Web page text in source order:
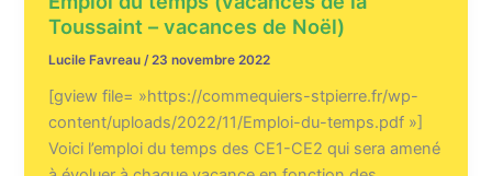
Toussaint – vacances de Noël)
Lucile Favreau/23 novembre 2022
[gview file= »https://commequiers-stpierre.fr/wp-
content/uploads/2022/11/Emploi-du-temps.pdf »]
Voici l’emploi du temps des CE1-CE2 qui sera amené